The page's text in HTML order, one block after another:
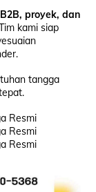
B2B, proyek, dan
kami siap
tangga